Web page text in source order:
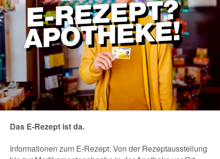
Das E-Rezept ist da.
Informationen zum E-Rezept: Von der Rezeptausstellung